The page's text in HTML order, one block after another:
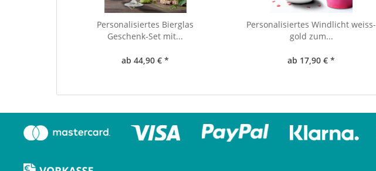
Personalisiertes Bierglas
Geschenk-Set mit...
ab 44,90 € *
Personalisiertes Windlicht weiss-
gold zum...
ab 17,90 € *